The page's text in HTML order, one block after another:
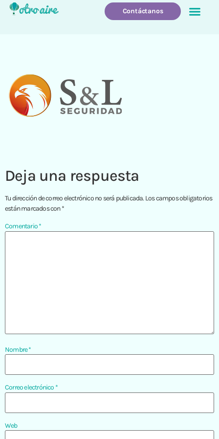
Contáctanos
Deja una respuesta
Tu dirección de correo electrónico no será publicada. Los campos obligatorios
están marcados con*
Comentario*
Nombre*
Correo electrónico *
Web